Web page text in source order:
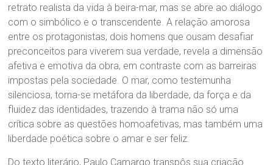
retrato realista da vida à beira-mar, mas se abre ao diálogo
com o simbólico e o transcendente. A relação amorosa
entre os protagonistas, dois homens que ousam desafiar
preconceitos para viverem sua verdade, revela a dimensão
afetiva e emotiva da obra, em contraste com as barreiras
impostas pela sociedade. O mar, como testemunha
silenciosa, torna-se metáfora da liberdade, da força e da
fluidez das identidades, trazendo à trama não só uma
crítica sobre as questões homoafetivas, mas também uma
liberdade poética sobre o amar e ser feliz.
Do texto literário, Paulo Camargo transpôs sua criação